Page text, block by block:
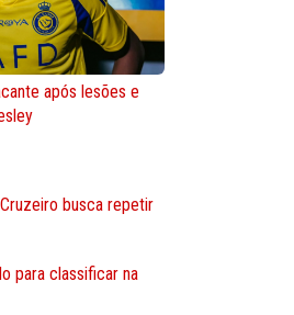
após lesões e
Cruzeiro busca repetir
para classificar na